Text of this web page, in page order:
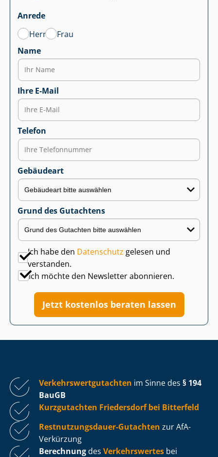
Anrede
Herr
Frau
Name
Ihre E-Mail
Telefon
Gebäudeart
Grund des Gutachtens
Ich habe den Datenschutz gelesen und
verstanden.
Ich möchte den Newsletter abonnieren.
Jetzt kostenlos beraten lassen
Ver­kehrs­wert­gut­ach­ten im Sinne des § 194
BauGB
Kurzgutachten Friedersdorf bei Bitterfeld
Rest­nut­zungs­dau­er-Gutachten zur AfA-
Verkürzung
Berechnung des Verkehrswertes bei